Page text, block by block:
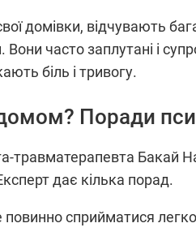
домівки, відчувають
часто заплутані і
біль і тривогу.
Поради
травматерапевта Бакай
дає кілька порад.
сприйматися